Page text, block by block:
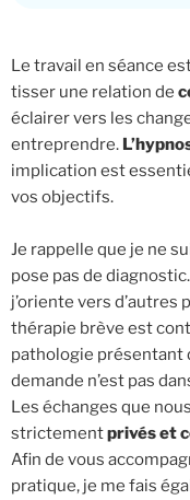
Le travail en séance
tisser une relation de
éclairer vers les
entreprendre.
implication est
vos objectifs.
Je rappelle que je ne
pose pas de diagnostic.
j’oriente vers d’autres
thérapie brève est
pathologie présentant
demande n’est pas
Les échanges que
strictementprivés et
Afin de vous
pratique, je me fais